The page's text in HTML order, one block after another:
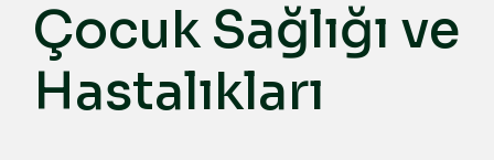
Çocuk Sağlığı ve
Hastalıkları